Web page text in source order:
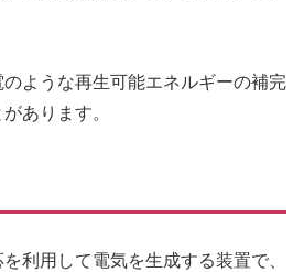
ような再生可能エネルギーの補完
あります。
利用して電気を生成する装置で、